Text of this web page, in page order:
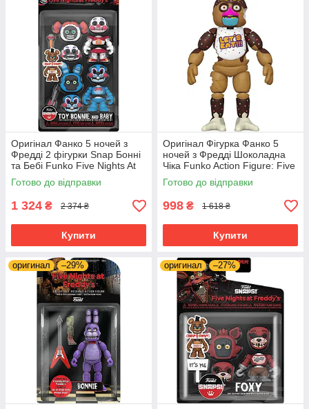
Оригінал Фанко 5 ночей з
Фредді 2 фігурки Snap Бонні
та Бебі Funko Five Nights At
Freddy's (FNAF) Snap Bon
Bon Bonnnie&Baby
Готово до відправки
1 324 ₴ 2 374 ₴
Купити
Оригінал Фігурка Фанко 5
ночей з Фредді Шоколадна
Чіка Funko Action Figure: Five
Nights at Freddy's- Chocolate
Chica
Готово до відправки
998 ₴ 1 618 ₴
Купити
оригинал –29% оригинал –27%